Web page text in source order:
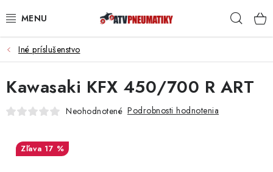
na
PNEUMATIKY
DISKY
ROZŠIROVACIE PODLOŽKY
NÁHRADNÉ DIELY NA ŠTVORKOLKY
Iné príslušenstvo
Kawasaki KFX 450/700 R ART
Neohodnotené Podrobnosti hodnotenia
17 %